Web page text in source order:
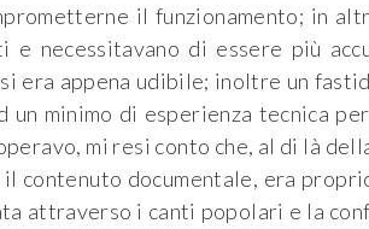
il funzionamento; in
necessitavano di essere più
era appena udibile; inoltre un
un minimo di esperienza tecnica
mi resi conto che, al di là
contenuto documentale, era
attraverso i canti popolari e la